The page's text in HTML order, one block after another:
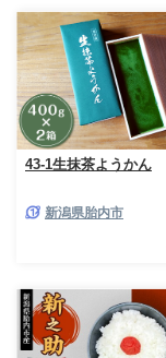
43-1生抹茶ようかん
新潟県胎内市